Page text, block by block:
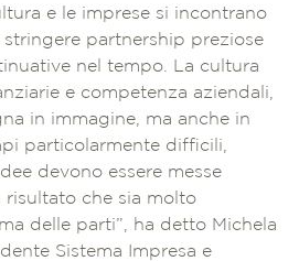
e le imprese si incontrano
partnership preziose
nel tempo. La cultura
e competenza aziendali,
in immagine, ma anche in
particolarmente difficili,
devono essere messe
risultato che sia molto
delle parti”, ha detto Michela
Sistema Impresa e